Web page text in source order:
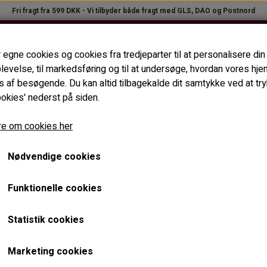
Fri fragt fra 599 DKK - Vi tilbyder både fragt med GLS, DAO og Postnord
TILBEHØR TIL VOKSAPPARATER
SPATELHOLDER
KASSEROLLER
APPARATRENS
(STANDARD)
TILBEHØR TIL VIPPE- OG
PLEJE- & STYLINGPRODUKTER
VIPPEFARVEPENSLER OG
ØJENBRYNSBØRSTER
NYHEDER AKTUELLE TILBUD B2B LOGIN
egne cookies og cookies fra tredjeparter til at personalisere din
til markedsføring og til at undersøge, hvordan vores
af besøgende. Du kan altid tilbagekalde dit samtykke ved at
nederst på siden.
om cookies her
Nødvendige cookies
Funktionelle cookies
Statistik cookies
Marketing cookies